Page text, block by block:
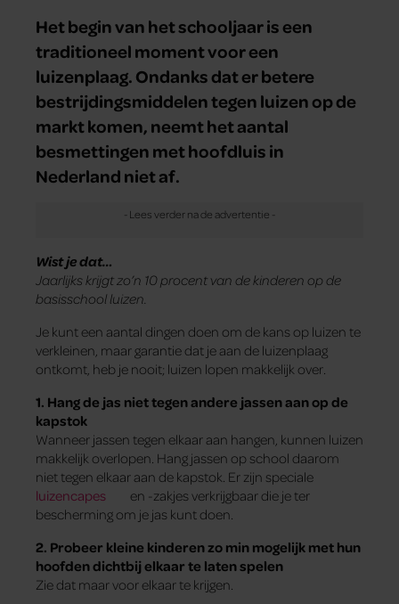
Het begin van het schooljaar is een
traditioneel moment voor een
luizenplaag. Ondanks dat er betere
bestrijdingsmiddelen tegen luizen op de
markt komen, neemt het aantal
besmettingen met hoofdluis in
Nederland niet af.
Wist je dat…
Jaarlijks krijgt zo’n 10 procent van de kinderen op de
basisschool luizen.
Je kunt een aantal dingen doen om de kans op luizen te
verkleinen, maar garantie dat je aan de luizenplaag
ontkomt, heb je nooit; luizen lopen makkelijk over.
1. Hang de jas niet tegen andere jassen aan op de
kapstok
Wanneer jassen tegen elkaar aan hangen, kunnen luizen
makkelijk overlopen. Hang jassen op school daarom
niet tegen elkaar aan de kapstok. Er zijn speciale
luizencapes
en -zakjes verkrijgbaar die je ter
bescherming om je jas kunt doen.
2. Probeer kleine kinderen zo min mogelijk met hun
hoofden dichtbij elkaar te laten spelen
Zie dat maar voor elkaar te krijgen.